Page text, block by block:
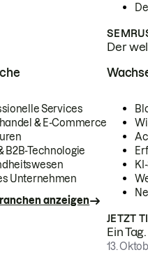
Der
Services
& E-Commerce
B2B-Technologie
Unternehmen
anzeigen
JETZT
Ein
13.